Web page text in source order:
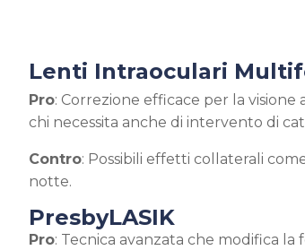
Lenti Intraoculari
Pro: Correzione efficace per la
chi necessita anche di intervento di
Contro: Possibili effetti collaterali
notte.
PresbyLASIK
Pro: Tecnica avanzata che modifica